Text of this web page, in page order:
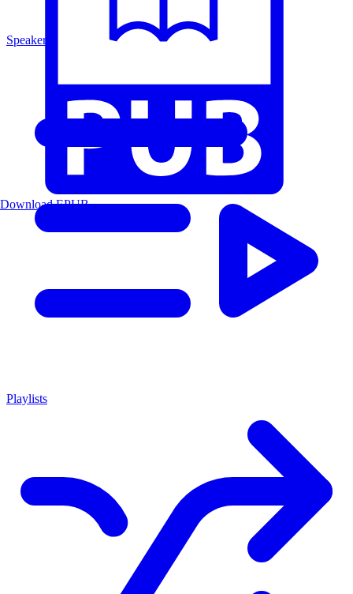
Speakers
Playlists
Download EPUB